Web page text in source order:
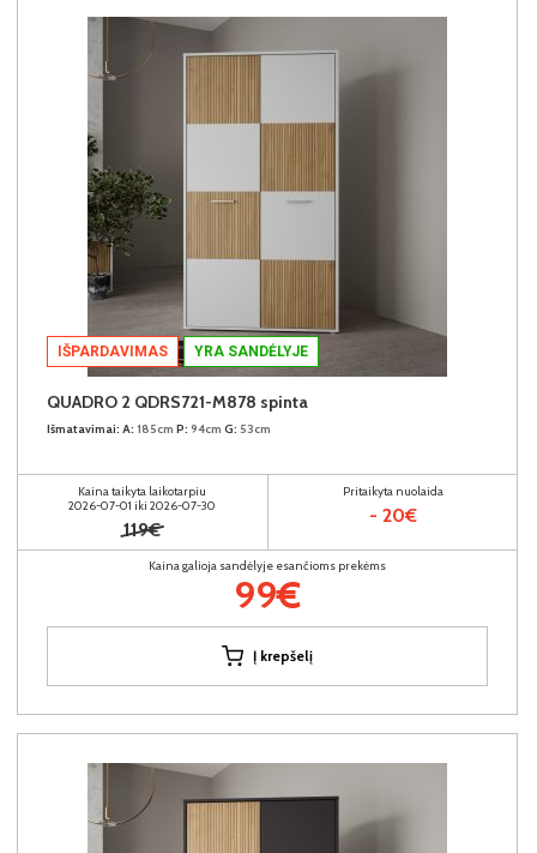
IŠPARDAVIMAS YRA SANDĖLYJE
QUADRO 2 QDRS721-M878 spinta
Išmatavimai: A: 185cm P: 94cm G: 53cm
Kaina taikyta laikotarpiu
2026-07-01 iki 2026-07-30
119€
Pritaikyta nuolaida
- 20€
Kaina galioja sandėlyje esančioms prekėms
99€
Į krepšelį